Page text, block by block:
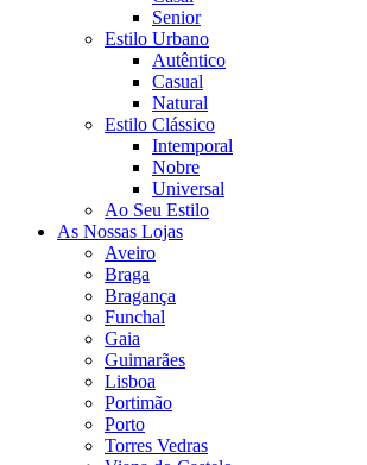
Senior
Estilo Urbano
Autêntico
Casual
Natural
Estilo Clássico
Intemporal
Nobre
Universal
Ao Seu Estilo
As Nossas Lojas
Aveiro
Braga
Bragança
Funchal
Gaia
Guimarães
Lisboa
Portimão
Porto
Torres Vedras